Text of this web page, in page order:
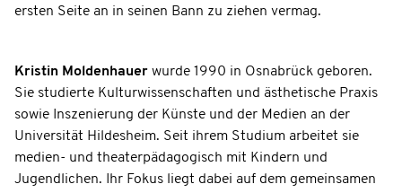
ersten Seite an in seinen Bann zu ziehen vermag.
Kristin Moldenhauer wurde 1990 in Osnabrück geboren.
Sie studierte Kulturwissenschaften und ästhetische Praxis
sowie Inszenierung der Künste und der Medien an der
Universität Hildesheim. Seit ihrem Studium arbeitet sie
medien- und theaterpädagogisch mit Kindern und
Jugendlichen. Ihr Fokus liegt dabei auf dem gemeinsamen